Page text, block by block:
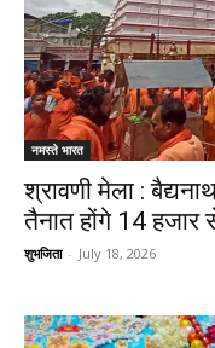
नमस्ते भारत
श्रावणी मेला :
तैनात होंगे 14
शुभजिता - July 18, 2026